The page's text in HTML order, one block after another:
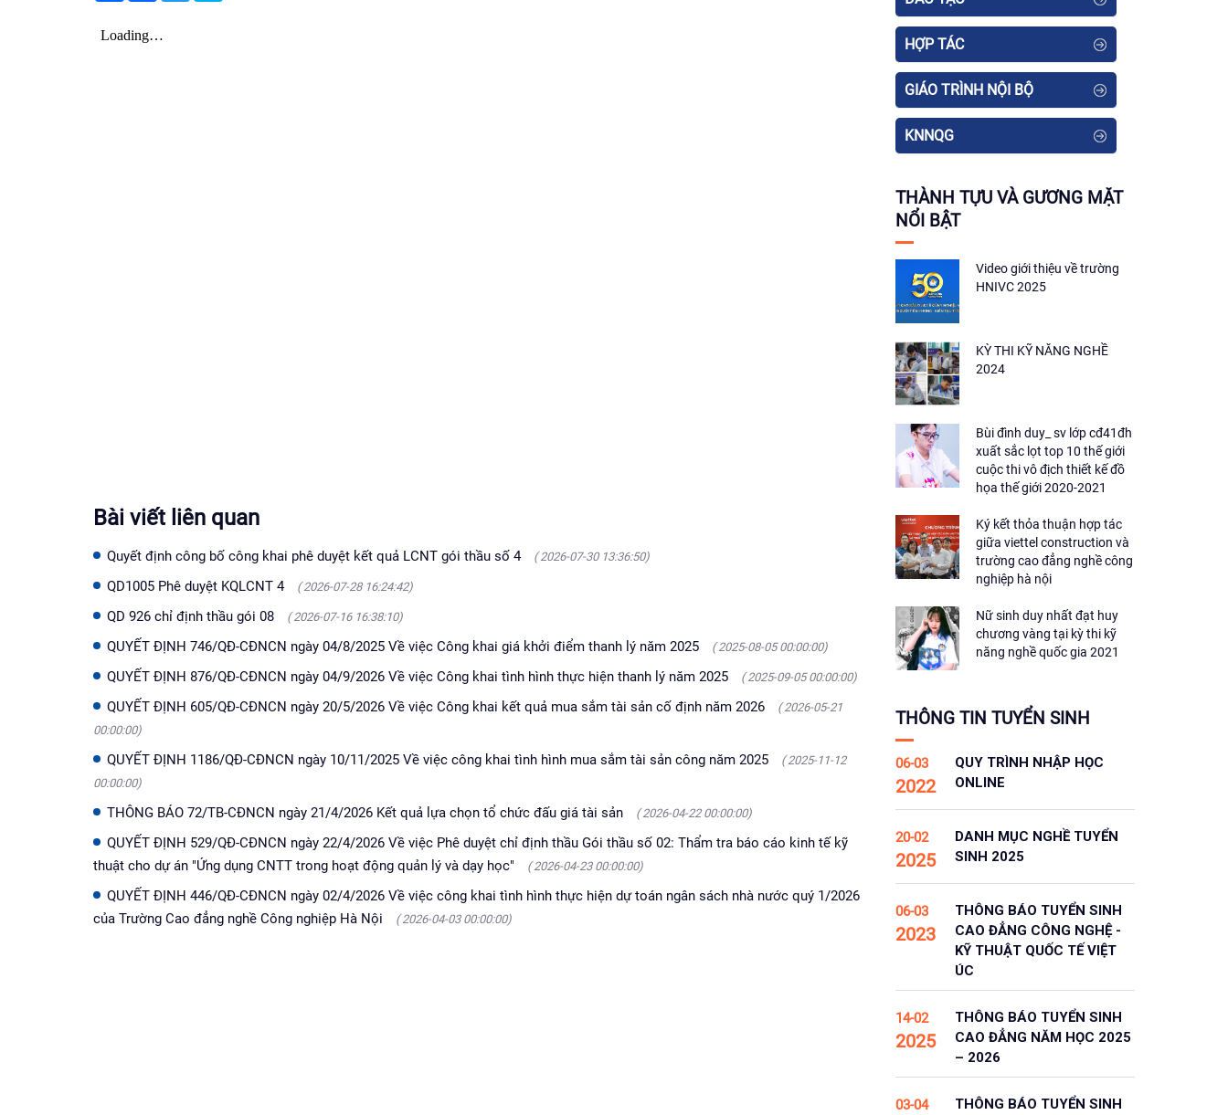
Bài viết liên quan
Quyết định công bố công khai phê duyệt kết quả LCNT gói thầu số 4 ( 2026-07-30 13:36:50)
QD1005 Phê duyệt KQLCNT 4 ( 2026-07-28 16:24:42)
QD 926 chỉ định thầu gói 08 ( 2026-07-16 16:38:10)
QUYẾT ĐỊNH 746/QĐ-CĐNCN ngày 04/8/2025 Về việc Công khai giá khởi điểm thanh lý năm 2025 ( 2025-08-05 00:00:00)
QUYẾT ĐỊNH 876/QĐ-CĐNCN ngày 04/9/2026 Về việc Công khai tình hình thực hiện thanh lý năm 2025 ( 2025-09-05 00:00:00)
QUYẾT ĐỊNH 605/QĐ-CĐNCN ngày 20/5/2026 Về việc Công khai kết quả mua sắm tài sản cố định năm 2026
( 2026-05-21
00:00:00)
QUYẾT ĐỊNH 1186/QĐ-CĐNCN ngày 10/11/2025 Về việc công khai tình hình mua sắm tài sản công năm 2025
( 2025-11-12
00:00:00)
THÔNG BÁO 72/TB-CĐNCN ngày 21/4/2026 Kết quả lựa chọn tổ chức đấu giá tài sản ( 2026-04-22 00:00:00)
QUYẾT ĐỊNH 529/QĐ-CĐNCN ngày 22/4/2026 Về việc Phê duyệt chỉ định thầu Gói thầu số 02: Thẩm tra báo cáo kinh tế kỹ
thuật cho dự án "Ứng dụng CNTT trong hoạt động quản lý và dạy học"
( 2026-04-23 00:00:00)
QUYẾT ĐỊNH 446/QĐ-CĐNCN ngày 02/4/2026 Về việc công khai tình hình thực hiện dự toán ngân sách nhà nước quý 1/2026
của Trường Cao đẳng nghề Công nghiệp Hà Nội
( 2026-04-03 00:00:00)
HỢP TÁC
GIÁO TRÌNH NỘI BỘ
KNNQG
THÀNH TỰU VÀ GƯƠNG MẶT
NỔI BẬT
Video giới thiệu về trường
HNIVC 2025
KỲ THI KỸ NĂNG NGHỀ
2024
Bùi đình duy_ sv lớp cđ41đh
xuất sắc lọt top 10 thế giới
cuộc thi vô địch thiết kế đồ
họa thế giới 2020-2021
Ký kết thỏa thuận hợp tác
giữa viettel construction và
trường cao đẳng nghề công
nghiệp hà nội
Nữ sinh duy nhất đạt huy
chương vàng tại kỳ thi kỹ
năng nghề quốc gia 2021
THÔNG TIN TUYỂN SINH
06-03
2022
QUY TRÌNH NHẬP HỌC
ONLINE
20-02
2025
DANH MỤC NGHỀ TUYỂN
SINH 2025
06-03
2023
THÔNG BÁO TUYỂN SINH
CAO ĐẲNG CÔNG NGHỆ -
KỸ THUẬT QUỐC TẾ VIỆT
ÚC
14-02
2025
THÔNG BÁO TUYỂN SINH
CAO ĐẲNG NĂM HỌC 2025
– 2026
03-04
THÔNG BÁO TUYỂN SINH